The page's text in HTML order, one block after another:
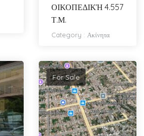
ΟΙΚΟΠΕΔΙΚΉ 4.557
Τ.Μ.
Category : Ακίνητα
For Sale